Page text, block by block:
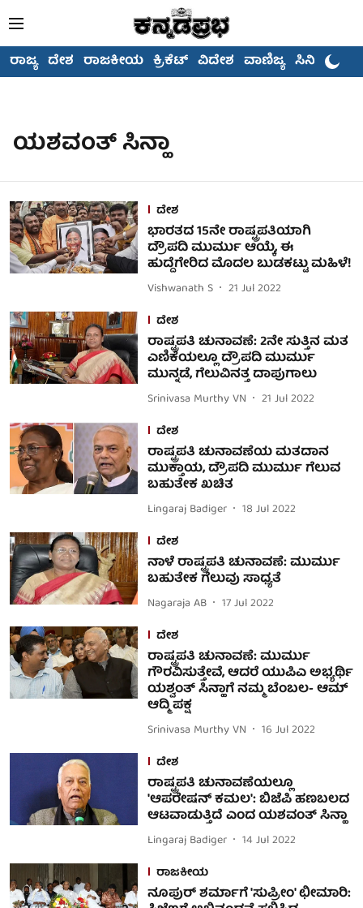
ರಾಜ್ಯ ದೇಶ ರಾಜಕೀಯ ಕ್ರಿಕೆಟ್ ವಿದೇಶ ವಾಣಿಜ್ಯ ಸಿನಿಮಾ
ಯಶವಂತ್ ಸಿನ್ಹಾ
ದೇಶ
ಭಾರತದ 15ನೇ ರಾಷ್ಟ್ರಪತಿಯಾಗಿ
ದ್ರೌಪದಿ ಮುರ್ಮು ಆಯ್ಕೆ, ಈ
ಹುದ್ದೆಗೇರಿದ ಮೊದಲ ಬುಡಕಟ್ಟು ಮಹಿಳೆ!
Vishwanath S
21 Jul 2022
ದೇಶ
ರಾಷ್ಟ್ರಪತಿ ಚುನಾವಣೆ: 2ನೇ ಸುತ್ತಿನ ಮತ
ಎಣಿಕೆಯಲ್ಲೂ ದ್ರೌಪದಿ ಮುರ್ಮು
ಮುನ್ನಡೆ, ಗೆಲುವಿನತ್ತ ದಾಪುಗಾಲು
Srinivasa Murthy VN
21 Jul 2022
ದೇಶ
ರಾಷ್ಟ್ರಪತಿ ಚುನಾವಣೆಯ ಮತದಾನ
ಮುಕ್ತಾಯ, ದ್ರೌಪದಿ ಮುರ್ಮು ಗೆಲುವ
ಬಹುತೇಕ ಖಚಿತ
Lingaraj Badiger
18 Jul 2022
ದೇಶ
ನಾಳೆ ರಾಷ್ಟ್ರಪತಿ ಚುನಾವಣೆ: ಮುರ್ಮು
ಬಹುತೇಕ ಗೆಲುವು ಸಾಧ್ಯತೆ
Nagaraja AB
17 Jul 2022
ದೇಶ
ರಾಷ್ಟ್ರಪತಿ ಚುನಾವಣೆ: ಮುರ್ಮು
ಗೌರವಿಸುತ್ತೇವೆ, ಆದರೆ ಯುಪಿಎ ಅಭ್ಯರ್ಥಿ
ಯಶ್ವಂತ್ ಸಿನ್ಹಾಗೆ ನಮ್ಮ ಬೆಂಬಲ- ಆಮ್
ಆದ್ಮಿ ಪಕ್ಷ
Srinivasa Murthy VN
16 Jul 2022
ದೇಶ
ರಾಷ್ಟ್ರಪತಿ ಚುನಾವಣೆಯಲ್ಲೂ
'ಆಪರೇಷನ್ ಕಮಲ': ಬಿಜೆಪಿ ಹಣಬಲದ
ಆಟವಾಡುತ್ತಿದೆ ಎಂದ ಯಶವಂತ್ ಸಿನ್ಹಾ
Lingaraj Badiger
14 Jul 2022
ರಾಜಕೀಯ
ನೂಪುರ್ ಶರ್ಮಾಗೆ 'ಸುಪ್ರೀಂ' ಛೀಮಾರಿ: